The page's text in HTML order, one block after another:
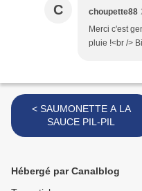
C choupette88
Merci c'est
pluie !<br />
< SAUMONETTE A LA
SAUCE PIL-PIL
Hébergé par Canalblog